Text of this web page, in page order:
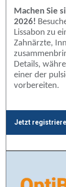
Machen Sie
2026!
Lissabon zu
Zahnärzte,
Details,
einer der
vorbereiten.
Jetzt